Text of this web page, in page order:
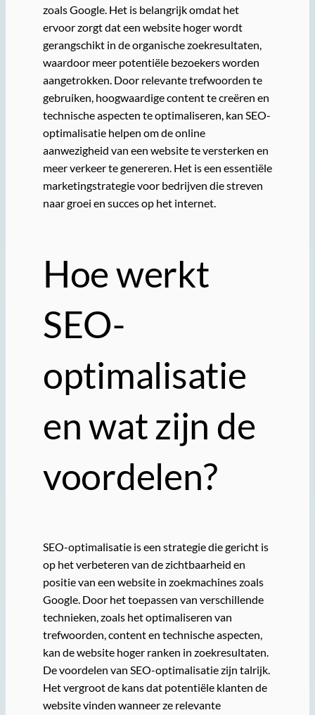
zoals Google. Het is belangrijk omdat het
ervoor zorgt dat een website hoger wordt
gerangschikt in de organische zoekresultaten,
waardoor meer potentiële bezoekers worden
aangetrokken. Door relevante trefwoorden te
gebruiken, hoogwaardige content te creëren en
technische aspecten te optimaliseren, kan SEO-
optimalisatie helpen om de online
aanwezigheid van een website te versterken en
meer verkeer te genereren. Het is een essentiële
marketingstrategie voor bedrijven die streven
naar groei en succes op het internet.
Hoe werkt
SEO-
optimalisatie
en wat zijn de
voordelen?
SEO-optimalisatie is een strategie die gericht is
op het verbeteren van de zichtbaarheid en
positie van een website in zoekmachines zoals
Google. Door het toepassen van verschillende
technieken, zoals het optimaliseren van
trefwoorden, content en technische aspecten,
kan de website hoger ranken in zoekresultaten.
De voordelen van SEO-optimalisatie zijn talrijk.
Het vergroot de kans dat potentiële klanten de
website vinden wanneer ze relevante